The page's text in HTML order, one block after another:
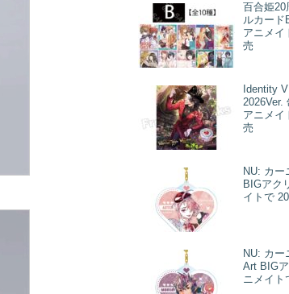
百合姫20
ルカード
アニメイ
売
Identity
2026Ver.
アニメイ
売
NU: カ
BIGアク
イトで
NU: カー
Art BIG
ニメイト